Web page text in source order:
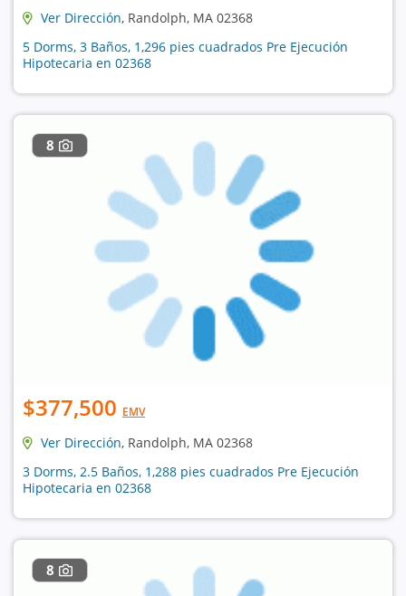
Ver Dirección, Randolph, MA 02368
5 Dorms, 3 Baños, 1,296 pies cuadrados Pre Ejecución
Hipotecaria en 02368
8
$377,500 EMV
Ver Dirección, Randolph, MA 02368
3 Dorms, 2.5 Baños, 1,288 pies cuadrados Pre Ejecución
Hipotecaria en 02368
8